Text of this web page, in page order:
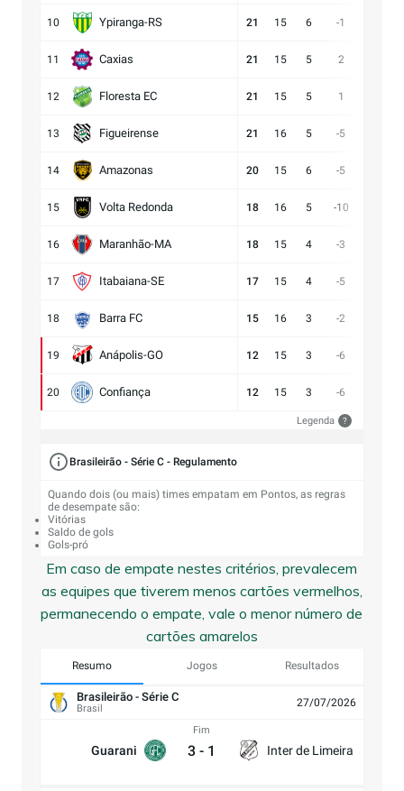
10 Ypiranga-RS 21 15 6 -1
11 Caxias 21 15 5 2
12 Floresta EC 21 15 5 1
13 Figueirense 21 16 5 -5
14 Amazonas 20 15 6 -5
15 Volta Redonda 18 16 5 -10
16 Maranhão-MA 18 15 4 -3
17 Itabaiana-SE 17 15 4 -5
18 Barra FC 15 16 3 -2
19 Anápolis-GO 12 15 3 -6
20 Confiança 12 15 3 -6
Legenda ?
Brasileirão - Série C - Regulamento
Quando dois (ou mais) times empatam em Pontos, as regras
de desempate são:
Vitórias
Saldo de gols
Gols-pró
Em caso de empate nestes critérios, prevalecem
as equipes que tiverem menos cartões vermelhos,
permanecendo o empate, vale o menor número de
cartões amarelos
Resumo Jogos Resultados
Brasileirão - Série C
Brasil 27/07/2026
Guarani
Fim
3 - 1 Inter de Limeira